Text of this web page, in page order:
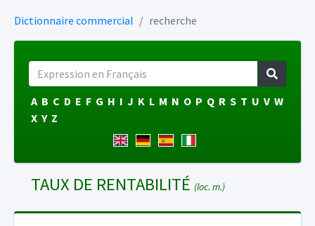
Dictionnaire commercial recherche
A B C D E F G H I J K L M N O P Q R S T U V W
X Y Z
TAUX DE RENTABILITÉ (loc. m.)